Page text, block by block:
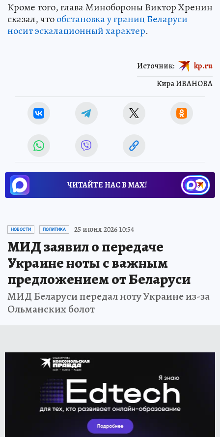
Кроме того, глава Минобороны Виктор Хренин
сказал, чтообстановка у границ Беларуси
носит эскалационный характер.
Кира ИВАНОВА
Источник: kp.ru
ЧИТАЙТЕ НАС В МАХ!
НОВОСТИ ПОЛИТИКА 25 июня 2026 10:54
МИД заявил о передаче
Украине ноты с важным
предложением от Беларуси
МИД Беларуси передал ноту Украине из-за
Ольманских болот